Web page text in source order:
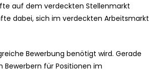
auf dem verdeckten Stellenmarkt
dabei, sich im verdeckten Arbeitsmarkt
Bewerbung benötigt wird. Gerade
für Positionen im